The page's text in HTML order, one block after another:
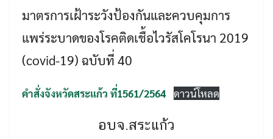
มาตรการเฝ้าระวังป้องกันและควบคุมการ
แพร่ระบาดของโรคติดเชื้อไวรัสโคโรนา 2019
(covid-19) ฉบับที่ 40
คำสั่งจังหวัดสระแก้ว ที่1561/2564 ดาวน์โหลด
อบจ.สระแก้ว